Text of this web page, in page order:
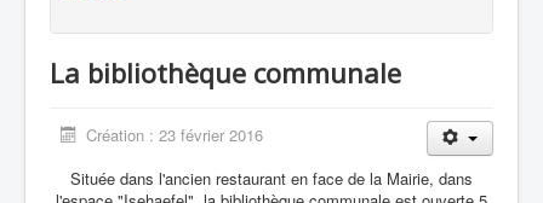
La bibliothèque communale
Création : 23 février 2016
Située dans l'ancien restaurant en face de la Mairie, dans